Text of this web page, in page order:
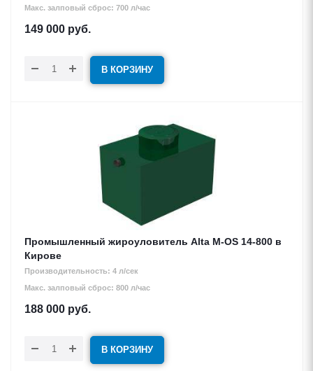
Макс. залповый сброс: 700 л/час
149 000 руб.
В КОРЗИНУ
Промышленный жироуловитель Alta М-OS 14-800 в
Кирове
Производительность: 4 л/сек
Макс. залповый сброс: 800 л/час
188 000 руб.
В КОРЗИНУ